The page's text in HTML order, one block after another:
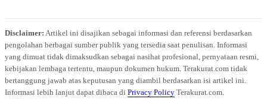
Disclaimer: Artikel ini disajikan sebagai informasi dan referensi berdasarkan
pengolahan berbagai sumber publik yang tersedia saat penulisan. Informasi
yang dimuat tidak dimaksudkan sebagai nasihat profesional, pernyataan resmi,
kebijakan lembaga tertentu, maupun dokumen hukum. Terakurat.com tidak
bertanggung jawab atas keputusan yang diambil berdasarkan isi artikel ini.
Informasi lebih lanjut dapat dibaca di Privacy Policy Terakurat.com.